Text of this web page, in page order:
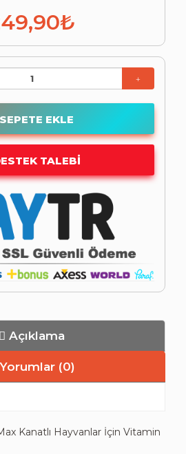
SEPETE EKLE
TALEBI
Açıklama
Yorumlar (0)
Kanatlı Hayvanlar İçin Vitamin